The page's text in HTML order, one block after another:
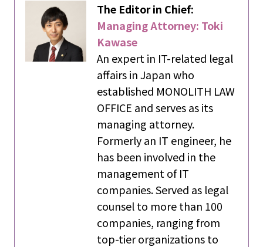
The Editor in Chief:
Managing Attorney: Toki
Kawase
An expert in IT-related legal
affairs in Japan who
established MONOLITH LAW
OFFICE and serves as its
managing attorney.
Formerly an IT engineer, he
has been involved in the
management of IT
companies. Served as legal
counsel to more than 100
companies, ranging from
top-tier organizations to